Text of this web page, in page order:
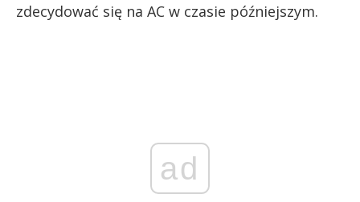
zdecydować się na AC w czasie późniejszym.
ad